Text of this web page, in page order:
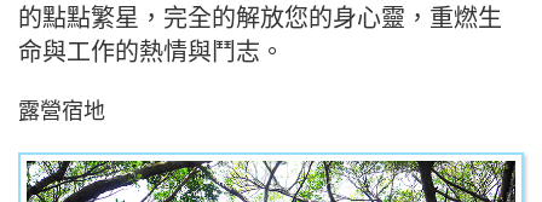
的點點繁星，完全的解放您的身心靈，重燃生
命與工作的熱情與鬥志。
露營宿地